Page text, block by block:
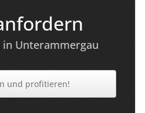
in Unterammergau
und profitieren!